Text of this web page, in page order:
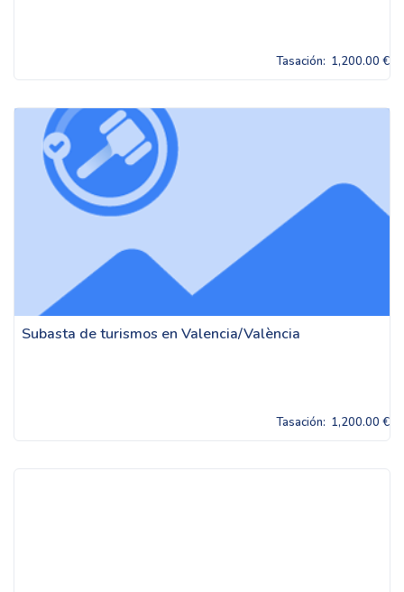
Tasación: 1,200.00 €
Subasta de turismos en Valencia/València
Tasación: 1,200.00 €